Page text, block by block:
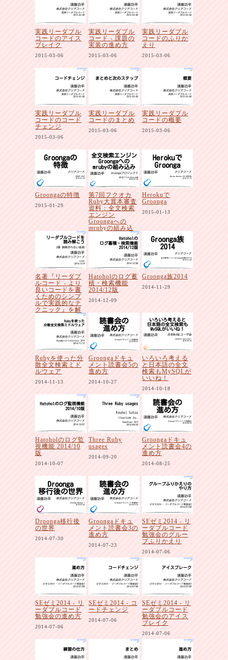
実践リーダブル
コードのアイス
ブレイク
2015-03-06
実践リーダブル
コード - 課題の
実装の進め方
2015-03-06
実践リーダブル
コードのふりか
えり
2015-03-06
実践リーダブル
コードのコード
チェンジ
2015-03-06
実践リーダブル
コードのまとめ
2015-03-06
実践リーダブル
コードの概要
2015-03-06
Groongaの特徴
2015-01-29
第7回フクオカ
Ruby大賞本審査
資料：全文検索
エンジン
Groongaへの
mrubyの組み込
2015-01-23
Herokuで
Groonga
2015-01-13
名著『リーダブ
ルコード - より
良いコードを書
くためのシンプ
ルで実践的なテ
クニック』を解
説者と一緒に読
み解こう
Hatoholのログ蓄
積・検索機能
2014/12版
2014-12-09
Groonga族2014
2014-11-29
Rubyを使った分
散全文検索ミド
ルウェア
2014-11-13
Groongaドキュ
メント読書会5の
進め方
2014-10-27
いろいろ考える
と日本語の全文
検索もMySQLが
いいね！
2014-10-18
Hatoholのログ監
視機能 2014/10
版
2014-10-07
Three Ruby
usages
2014-09-20
Groongaドキュ
メント読書会4の
進め方
2014-08-25
Droonga移行後
の世界
2014-07-30
Groongaドキュ
メント読書会3の
進め方
2014-07-23
SEゼミ2014 - リ
ーダブルコード
勉強会のグルー
プふりかえり
2014-07-06
SEゼミ2014 - リ
ーダブルコード
勉強会の進め方
2014-07-06
SEゼミ2014 - コ
ードチェンジ
2014-07-06
SEゼミ2014 - リ
ーダブルコード
勉強会のアイス
ブレイク
2014-07-06